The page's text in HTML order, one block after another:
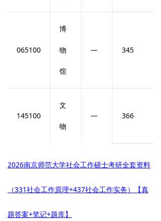
065100
博
物
馆
— 345
145100
文
物
— 366
2026南京师范大学社会工作硕士考研全套资料
（331社会工作原理+437社会工作实务）【真
题答案+笔记+题库】